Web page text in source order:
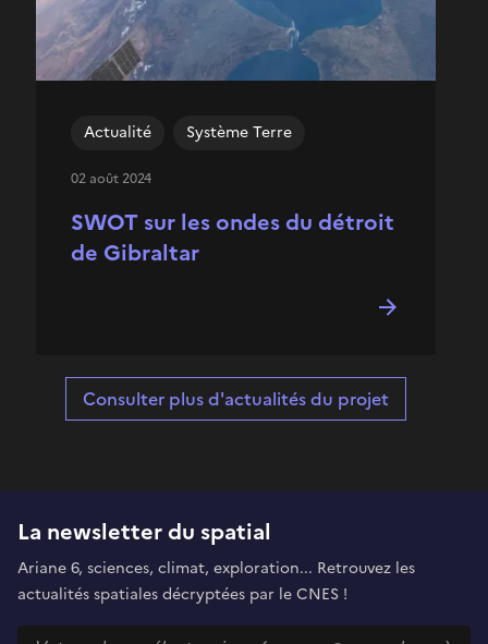
SWOT sur les ondes du détroit
de Gibraltar
Actualité Système Terre
02 août 2024
Consulter plus d'actualités du projet
La newsletter du spatial
Ariane 6, sciences, climat, exploration... Retrouvez les
actualités spatiales décryptées par le CNES !